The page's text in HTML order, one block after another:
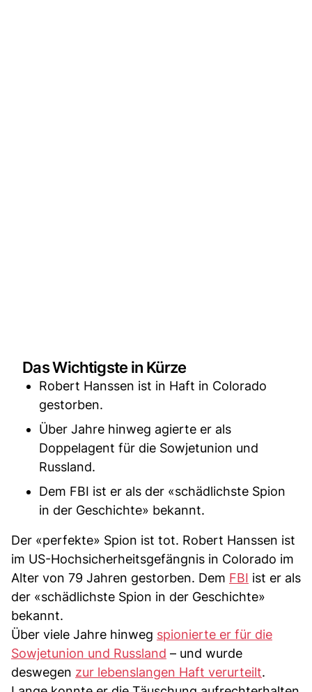
Das Wichtigste in Kürze
Robert Hanssen ist in Haft in Colorado
gestorben.
Über Jahre hinweg agierte er als
Doppelagent für die Sowjetunion und
Russland.
Dem FBI ist er als der «schädlichste Spion
in der Geschichte» bekannt.
Der «perfekte» Spion ist tot. Robert Hanssen ist
im US-Hochsicherheitsgefängnis in Colorado im
Alter von 79 Jahren gestorben. Dem FBI ist er als
der «schädlichste Spion in der Geschichte»
bekannt.
Über viele Jahre hinweg spionierte er für die
Sowjetunion und Russland – und wurde
deswegen zur lebenslangen Haft verurteilt.